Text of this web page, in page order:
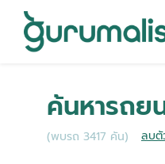
ค้นหารถย
(พบรถ 3417 คัน) ลบ
เพื่อการใช้งานที่สะ
ต่อบัญชีการใช้งา